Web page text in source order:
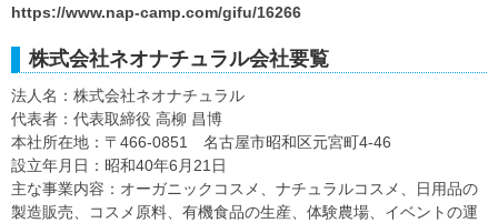
https://www.nap-camp.com/gifu/16266
株式会社ネオナチュラル会社要覧
法人名：株式会社ネオナチュラル
代表者：代表取締役 高柳 昌博
本社所在地：〒466-0851 名古屋市昭和区元宮町4-46
設立年月日：昭和40年6月21日
主な事業内容：オーガニックコスメ、ナチュラルコスメ、日用品の
製造販売、コスメ原料、有機食品の生産、体験農場、イベントの運